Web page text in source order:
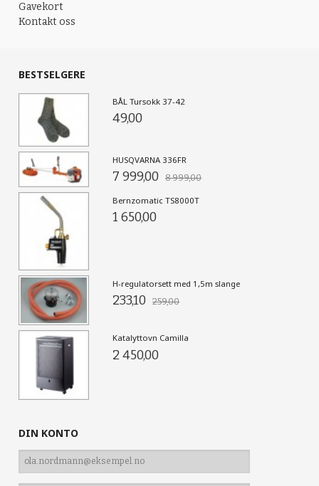
Gavekort
Kontakt oss
BESTSELGERE
BÅL Tursokk 37-42
49,00
HUSQVARNA 336FR
7 999,00 8 999,00
Bernzomatic TS8000T
1 650,00
H-regulatorsett med 1,5m slange
233,10 259,00
Katalyttovn Camilla
2 450,00
DIN KONTO